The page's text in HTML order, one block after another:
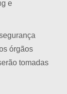
e
órgãos
tomadas